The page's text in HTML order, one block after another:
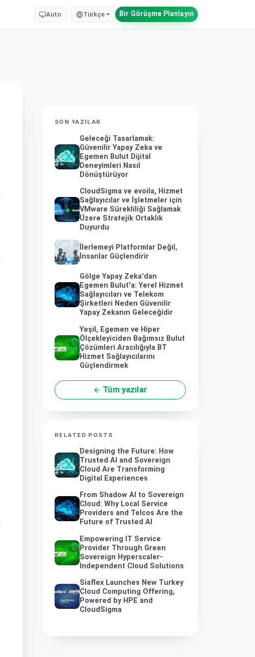
Auto Türkçe Bir Görüşme Planlayın
SON YAZILAR
Geleceği Tasarlamak:
Güvenilir Yapay Zeka ve
Egemen Bulut Dijital
Deneyimleri Nasıl
Dönüştürüyor
CloudSigma ve evoila, Hizmet
Sağlayıcılar ve İşletmeler için
VMware Sürekliliği Sağlamak
Üzere Stratejik Ortaklık
Duyurdu
İlerlemeyi Platformlar Değil,
İnsanlar Güçlendirir
Gölge Yapay Zeka'dan
Egemen Bulut'a: Yerel Hizmet
Sağlayıcıları ve Telekom
Şirketleri Neden Güvenilir
Yapay Zekanın Geleceğidir
Yeşil, Egemen ve Hiper
Ölçekleyiciden Bağımsız Bulut
Çözümleri Aracılığıyla BT
Hizmet Sağlayıcılarını
Güçlendirmek
Tüm yazılar
RELATED POSTS
Designing the Future: How
Trusted AI and Sovereign
Cloud Are Transforming
Digital Experiences
From Shadow AI to Sovereign
Cloud: Why Local Service
Providers and Telcos Are the
Future of Trusted AI
Empowering IT Service
Provider Through Green
Sovereign Hyperscaler-
Independent Cloud Solutions
Siaflex Launches New Turkey
Cloud Computing Offering,
Powered by HPE and
CloudSigma